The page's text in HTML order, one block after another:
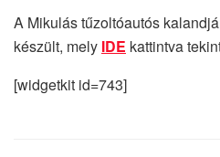
A Mikulás tűzoltóautós
készült, mely IDE kattintva
[widgetkit id=743]